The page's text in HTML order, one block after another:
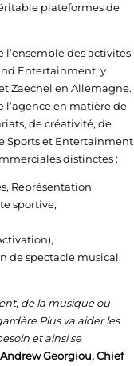
plateformes de
des activités
Entertainment, y
Zaechel en Allemagne.
l’agence en matière de
de créativité, de
Sports et Entertainment
distinctes :
Représentation
sportive,
de spectacle musical,
de la musique ou
Plus va aider les
et ainsi se
Andrew Georgiou, Chief